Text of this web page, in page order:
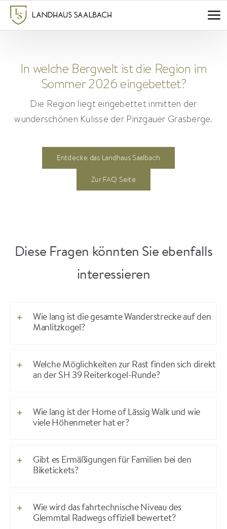
Zum
Inhalt
In welche Bergwelt ist die Region im
Sommer 2026 eingebettet?
Die Region liegt eingebettet inmitten der
wunderschönen Kulisse der Pinzgauer Grasberge.
Entdecke das Landhaus Saalbach
Zur FAQ Seite
Diese Fragen könnten Sie ebenfalls
interessieren
Wie lang ist die gesamte Wanderstrecke auf den
Manlitzkogel?
Welche Möglichkeiten zur Rast finden sich direkt
an der SH 39 Reiterkogel-Runde?
Wie lang ist der Home of Lässig Walk und wie
viele Höhenmeter hat er?
Gibt es Ermäßigungen für Familien bei den
Biketickets?
Wie wird das fahrtechnische Niveau des
Glemmtal Radwegs offiziell bewertet?